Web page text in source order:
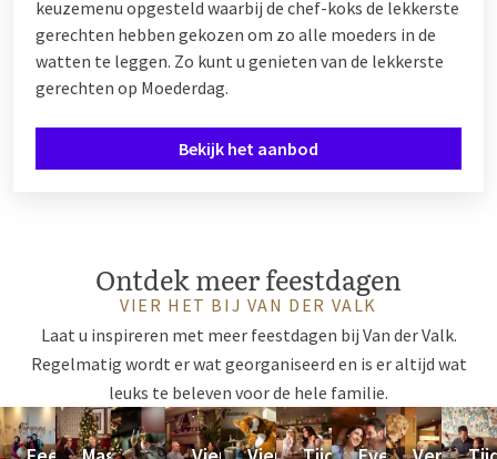
keuzemenu opgesteld waarbij de chef-koks de lekkerste
gerechten hebben gekozen om zo alle moeders in de
watten te leggen. Zo kunt u genieten van de lekkerste
gerechten op Moederdag.
Bekijk het aanbod
Ontdek meer feestdagen
VIER HET BIJ VAN DER VALK
Laat u inspireren met meer feestdagen bij Van der Valk.
Regelmatig wordt er wat georganiseerd en is er altijd wat
leuks te beleven voor de hele familie.
Sinterklaas
KerstOudValentijnsdag
PasenMoederdag